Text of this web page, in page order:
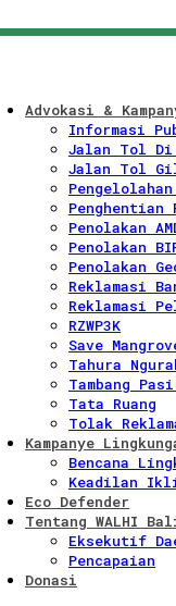
Advokasi &
Informasi
Jalan Tol Di
Jalan Tol
Pengelolahan
Penghentian
Penolakan
Penolakan
Penolakan
Reklamasi
Reklamasi
RZWP3K
Save
Tahura
Tambang
Tata Ruang
Tolak
Kampanye
Bencana
Keadilan
Eco Defender
Tentang WALHI
Eksekutif
Pencapaian
Donasi